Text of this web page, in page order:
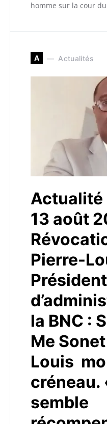
homme sur la cour
A Actualités
Actualité
13 août
Pierre-
la BNC :
Me
Louis
créneau.
semble